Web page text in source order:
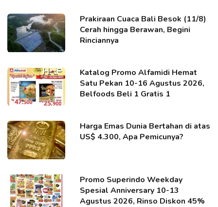
Prakiraan Cuaca Bali Besok (11/8)
Cerah hingga Berawan, Begini
Rinciannya
Katalog Promo Alfamidi Hemat
Satu Pekan 10-16 Agustus 2026,
Belfoods Beli 1 Gratis 1
Harga Emas Dunia Bertahan di atas
US$ 4.300, Apa Pemicunya?
Promo Superindo Weekday
Spesial Anniversary 10-13
Agustus 2026, Rinso Diskon 45%